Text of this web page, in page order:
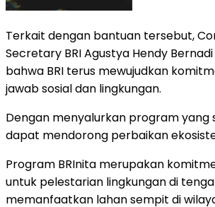
Terkait dengan bantuan tersebut,
Secretary BRI Agustya Hendy
bahwa BRI terus mewujudkan
jawab sosial dan lingkungan.
Dengan menyalurkan program yang
dapat mendorong perbaikan
Program BRInita merupakan
untuk pelestarian lingkungan di
memanfaatkan lahan sempit di